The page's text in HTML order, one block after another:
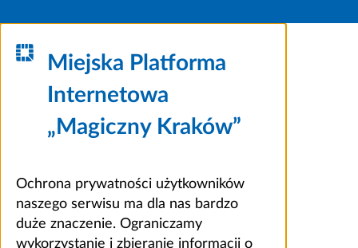
Miejska Platforma
Internetowa
„Magiczny Kraków”
Ochrona prywatności użytkowników
naszego serwisu ma dla nas bardzo
duże znaczenie. Ograniczamy
wykorzystanie i zbieranie informacji o